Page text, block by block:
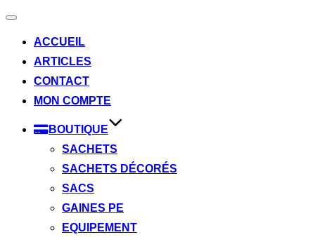
Afficher/masquer
navigation
ACCUEIL
ARTICLES
CONTACT
MON COMPTE
BOUTIQUE
SACHETS
SACHETS DÉCORÉS
SACS
GAINES PE
EQUIPEMENT